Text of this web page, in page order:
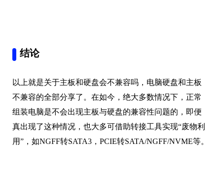
结论
以上就是关于主板和硬盘会不兼容吗，电脑硬盘和主板
不兼容的全部分享了。在如今，绝大多数情况下，正常
组装电脑是不会出现主板与硬盘的兼容性问题的，即便
真出现了这种情况，也大多可借助转接工具实现“废物利
用”，如NGFF转SATA3，PCIE转SATA/NGFF/NVME等。